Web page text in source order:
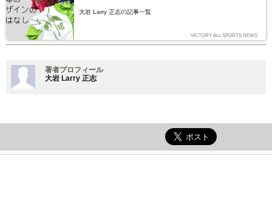
大岩 Larry 正志の記事一覧
VICTORY ALL SPORTS NEWS
著者プロフィール
大岩 Larry 正志